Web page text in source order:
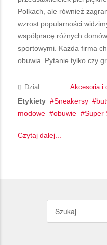
Polkach, ale również
wzrost popularności
współpracę różnych
sportowymi. Każda firma
obuwia. Pytanie tylko czy
Dział: Akcesoria i
Etykiety Sneakersy
modowe
obuwie Super
Czytaj dalej...